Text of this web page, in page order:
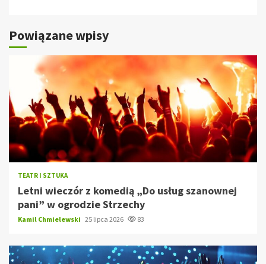
Powiązane wpisy
TEATR I SZTUKA
Letni wieczór z komedią „Do usług szanownej
pani” w ogrodzie Strzechy
Kamil Chmielewski 25 lipca 2026 83